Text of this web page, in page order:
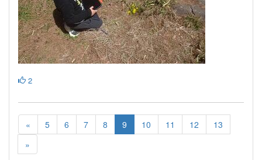
2
« 5 6 7 8 9 10 11 12
13
»